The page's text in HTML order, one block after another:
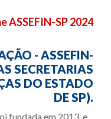
ASSEFIN-SP 2024
- ASSEFIN-
SECRETARIAS
DO ESTADO
DE SP).
fundada em 2013, e